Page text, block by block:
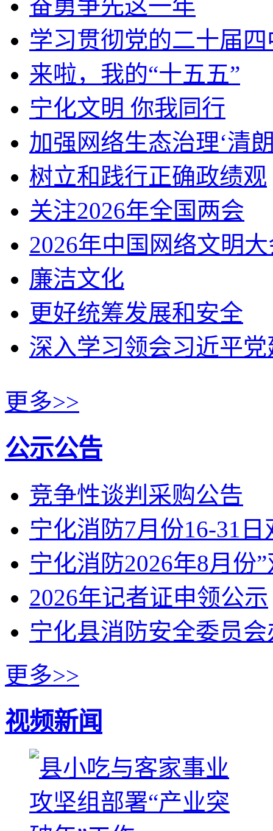
奋勇争先这一年
学习贯彻党的二十届
来啦，我的“十五五”
宁化文明 你我同行
加强网络生态治理‘清
树立和践行正确政绩观
关注2026年全国两会
2026年中国网络文明
廉洁文化
更好统筹发展和安全
深入学习领会习近平
更多>>
公示公告
竞争性谈判采购公告
宁化消防7月份16-31
宁化消防2026年8月份
2026年记者证申领公示
宁化县消防安全委员
更多>>
视频新闻